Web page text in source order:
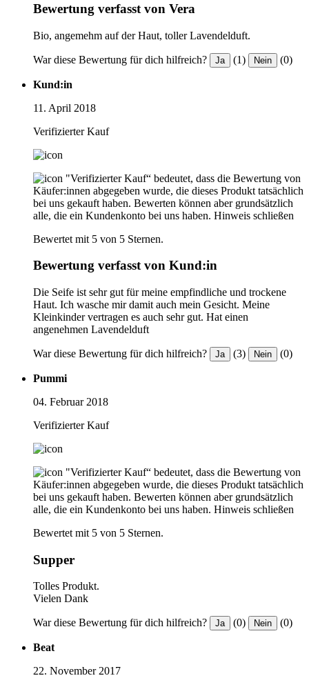
Bewertung verfasst von Vera
Bio, angemehm auf der Haut, toller Lavendelduft.
War diese Bewertung für dich hilfreich? Ja (1) Nein (0)
Kund:in
11. April 2018
Verifizierter Kauf
"Verifizierter Kauf“ bedeutet, dass die Bewertung von
Käufer:innen abgegeben wurde, die dieses Produkt tatsächlich
bei uns gekauft haben. Bewerten können aber grundsätzlich
alle, die ein Kundenkonto bei uns haben. Hinweis schließen
Bewertet mit 5 von 5 Sternen.
Bewertung verfasst von Kund:in
Die Seife ist sehr gut für meine empfindliche und trockene
Haut. Ich wasche mir damit auch mein Gesicht. Meine
Kleinkinder vertragen es auch sehr gut. Hat einen
angenehmen Lavendelduft
War diese Bewertung für dich hilfreich? Ja (3) Nein (0)
Pummi
04. Februar 2018
Verifizierter Kauf
"Verifizierter Kauf“ bedeutet, dass die Bewertung von
Käufer:innen abgegeben wurde, die dieses Produkt tatsächlich
bei uns gekauft haben. Bewerten können aber grundsätzlich
alle, die ein Kundenkonto bei uns haben. Hinweis schließen
Bewertet mit 5 von 5 Sternen.
Supper
Tolles Produkt.
Vielen Dank
War diese Bewertung für dich hilfreich? Ja (0) Nein (0)
Beat
22. November 2017